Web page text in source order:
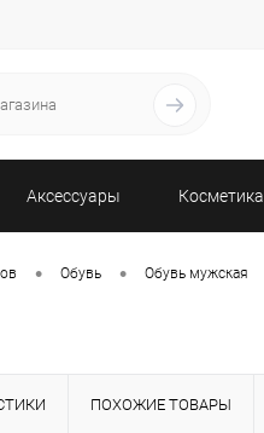
Аксессуары Косметика
• Обувь • Обувь мужская
ПОХОЖИЕ ТОВАРЫ